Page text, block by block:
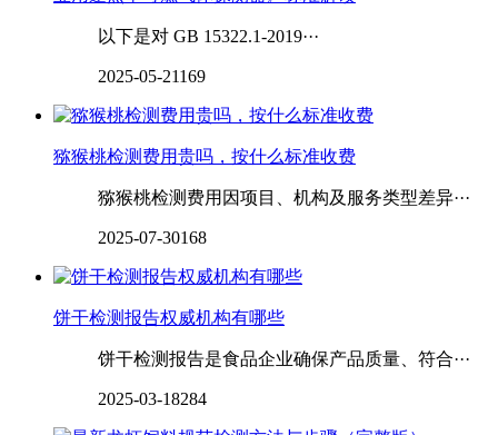
以下是对 GB 15322.1-2019···
2025-05-21169
猕猴桃检测费用贵吗，按什么标准收费
猕猴桃检测费用因项目、机构及服务类型差异···
2025-07-30168
饼干检测报告权威机构有哪些
饼干检测报告是食品企业确保产品质量、符合···
2025-03-18284